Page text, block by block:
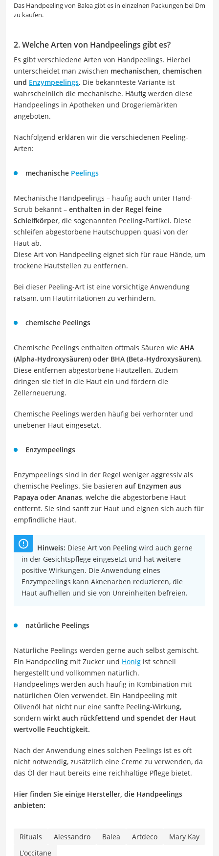
Das Handpeeling von Balea gibt es in einzelnen Packungen bei Dm
zu kaufen.
2. Welche Arten von Handpeelings gibt es?
Es gibt verschiedene Arten von Handpeelings. Hierbei
unterscheidet man zwischen mechanischen, chemischen
und Enzympeelings. Die bekannteste Variante ist
wahrscheinlich die mechanische. Häufig werden diese
Handpeelings in Apotheken und Drogeriemärkten
angeboten.
Nachfolgend erklären wir die verschiedenen Peeling-
Arten:
mechanische Peelings
Mechanische Handpeelings – häufig auch unter Hand-
Scrub bekannt – enthalten in der Regel feine
Schleifkörper, die sogenannten Peeling-Partikel. Diese
schleifen abgestorbene Hautschuppen quasi von der
Haut ab.
Diese Art von Handpeeling eignet sich für raue Hände, um
trockene Hautstellen zu entfernen.
Bei dieser Peeling-Art ist eine vorsichtige Anwendung
ratsam, um Hautirritationen zu verhindern.
chemische Peelings
Chemische Peelings enthalten oftmals Säuren wie AHA
(Alpha-Hydroxysäuren) oder BHA (Beta-Hydroxysäuren).
Diese entfernen abgestorbene Hautzellen. Zudem
dringen sie tief in die Haut ein und fördern die
Zellerneuerung.
Chemische Peelings werden häufig bei verhornter und
unebener Haut eingesetzt.
Enzympeelings
Enzympeelings sind in der Regel weniger aggressiv als
chemische Peelings. Sie basieren auf Enzymen aus
Papaya oder Ananas, welche die abgestorbene Haut
entfernt. Sie sind sanft zur Haut und eignen sich auch für
empfindliche Haut.
Hinweis: Diese Art von Peeling wird auch gerne
in der Gesichtspflege eingesetzt und hat weitere
positive Wirkungen. Die Anwendung eines
Enzympeelings kann Aknenarben reduzieren, die
Haut aufhellen und sie von Unreinheiten befreien.
natürliche Peelings
Natürliche Peelings werden gerne auch selbst gemischt.
Ein Handpeeling mit Zucker und Honig ist schnell
hergestellt und vollkommen natürlich.
Handpeelings werden auch häufig in Kombination mit
natürlichen Ölen verwendet. Ein Handpeeling mit
Olivenöl hat nicht nur eine sanfte Peeling-Wirkung,
sondern wirkt auch rückfettend und spendet der Haut
wertvolle Feuchtigkeit.
Nach der Anwendung eines solchen Peelings ist es oft
nicht notwendig, zusätzlich eine Creme zu verwenden, da
das Öl der Haut bereits eine reichhaltige Pflege bietet.
Hier finden Sie einige Hersteller, die Handpeelings
anbieten:
Rituals Alessandro Balea Artdeco
Mary Kay
L’occitane